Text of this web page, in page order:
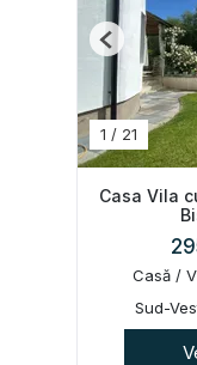
1 / 21
Previous
Casa Vila
Casă /
Sud-